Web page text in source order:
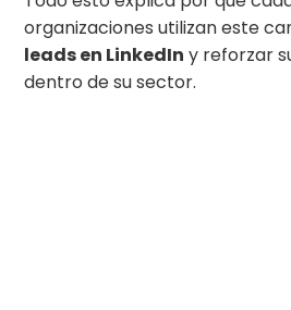
organizaciones utilizan este
leads en LinkedIn y reforzar
dentro de su sector.